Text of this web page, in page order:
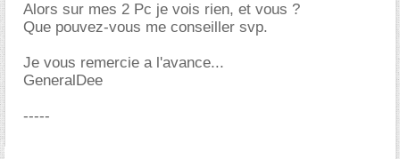
Alors sur mes 2 Pc je vois rien, et vous ?
Que pouvez-vous me conseiller svp.
Je vous remercie a l'avance...
GeneralDee
-----